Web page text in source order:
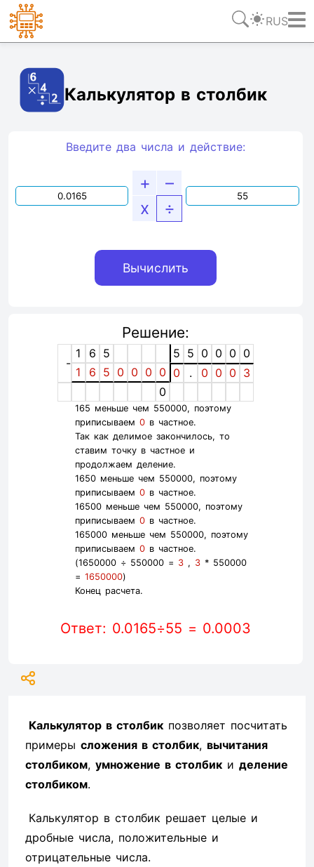
RUS
Калькулятор в столбик
Введите два числа и действие:
+
–
x
÷
Решение:
-
1 6 5 5 5 0 0 0 0
1
6 5 0 0 0 0 0 . 0 0 0 3
0
165 меньше чем 550000, поэтому
приписываем 0в частное.
Так как делимое закончилось, то
ставим точку в частное и
продолжаем деление.
1650 меньше чем 550000, поэтому
приписываем 0в частное.
16500 меньше чем 550000, поэтому
приписываем 0в частное.
165000 меньше чем 550000, поэтому
приписываем 0в частное.
(1650000 ÷ 550000 = 3, 3* 550000
= 1650000)
Конец расчета.
Ответ: 0.0165÷55 = 0.0003
Калькулятор в столбик позволяет посчитать
примеры сложения в столбик, вычитания
столбиком, умножение в столбик и деление
столбиком.
Калькулятор в столбик решает целые и
дробные числа, положительные и
отрицательные числа.